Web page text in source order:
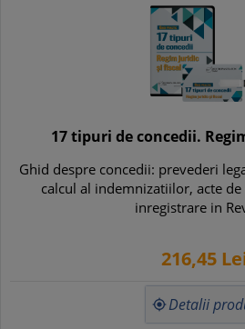
17 tipuri de concedii.
Ghid despre concedii: prevederi
calcul al indemnizatiilor, acte
inregistrare in
216,45
 Detalii